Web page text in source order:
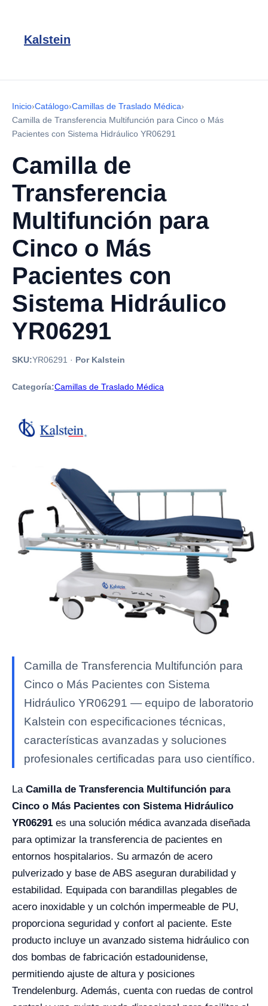
Kalstein
Inicio›Catálogo›Camillas de Traslado Médica›
Camilla de Transferencia Multifunción para Cinco o Más
Pacientes con Sistema Hidráulico YR06291
Camilla de
Transferencia
Multifunción para
Cinco o Más
Pacientes con
Sistema Hidráulico
YR06291
SKU:YR06291 · Por Kalstein
Categoría:Camillas de Traslado Médica
Camilla de Transferencia Multifunción para
Cinco o Más Pacientes con Sistema
Hidráulico YR06291 — equipo de laboratorio
Kalstein con especificaciones técnicas,
características avanzadas y soluciones
profesionales certificadas para uso científico.
La Camilla de Transferencia Multifunción para
Cinco o Más Pacientes con Sistema Hidráulico
YR06291 es una solución médica avanzada diseñada
para optimizar la transferencia de pacientes en
entornos hospitalarios. Su armazón de acero
pulverizado y base de ABS aseguran durabilidad y
estabilidad. Equipada con barandillas plegables de
acero inoxidable y un colchón impermeable de PU,
proporciona seguridad y confort al paciente. Este
producto incluye un avanzado sistema hidráulico con
dos bombas de fabricación estadounidense,
permitiendo ajuste de altura y posiciones
Trendelenburg. Además, cuenta con ruedas de control